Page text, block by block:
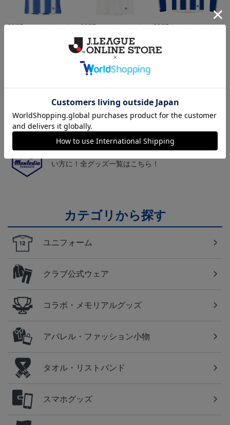
26/27オーセンティックユ 26/27オーセンティックユ
d）
18,700円～23,760円
26/27オーセンティックユ
山形
チームマスコット「ディーオ」グッズは、サポータ
山形
い方に！全グッズ一覧はこちら！
カテゴリから探す
ユニフォーム
クラブ公式ウェア
コラボ・メモリアルグッズ
アパレル・ファッション小物
タオル・リストバンド
スマホグッズ